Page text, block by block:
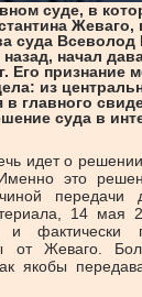
суде, в
суда Всеволод
начал
Его признание
из
главного
суда в
идет о
это
передачи
14 мая
фактически
от Жеваго.
якобы